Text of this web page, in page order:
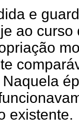
e
ao
existente.